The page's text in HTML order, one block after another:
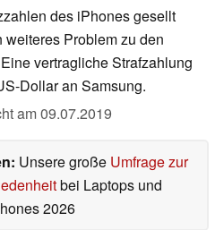
des iPhones gesellt
Problem zu den
vertragliche Strafzahlung
Dollar an Samsung.
am09.07.2019
Unsere große Umfrage zur
bei Laptops und
2026